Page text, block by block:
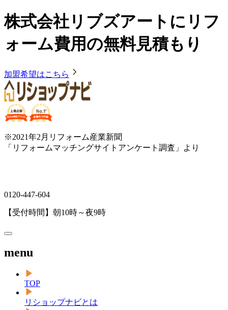
株式会社リブズアートにリフ
ォーム費用の無料見積もり
加盟希望はこちら
※2021年2月リフォーム産業新聞
「リフォームマッチングサイトアンケート調査」より
0120-447-604
【受付時間】朝10時～夜9時
menu
TOP
リショップナビとは